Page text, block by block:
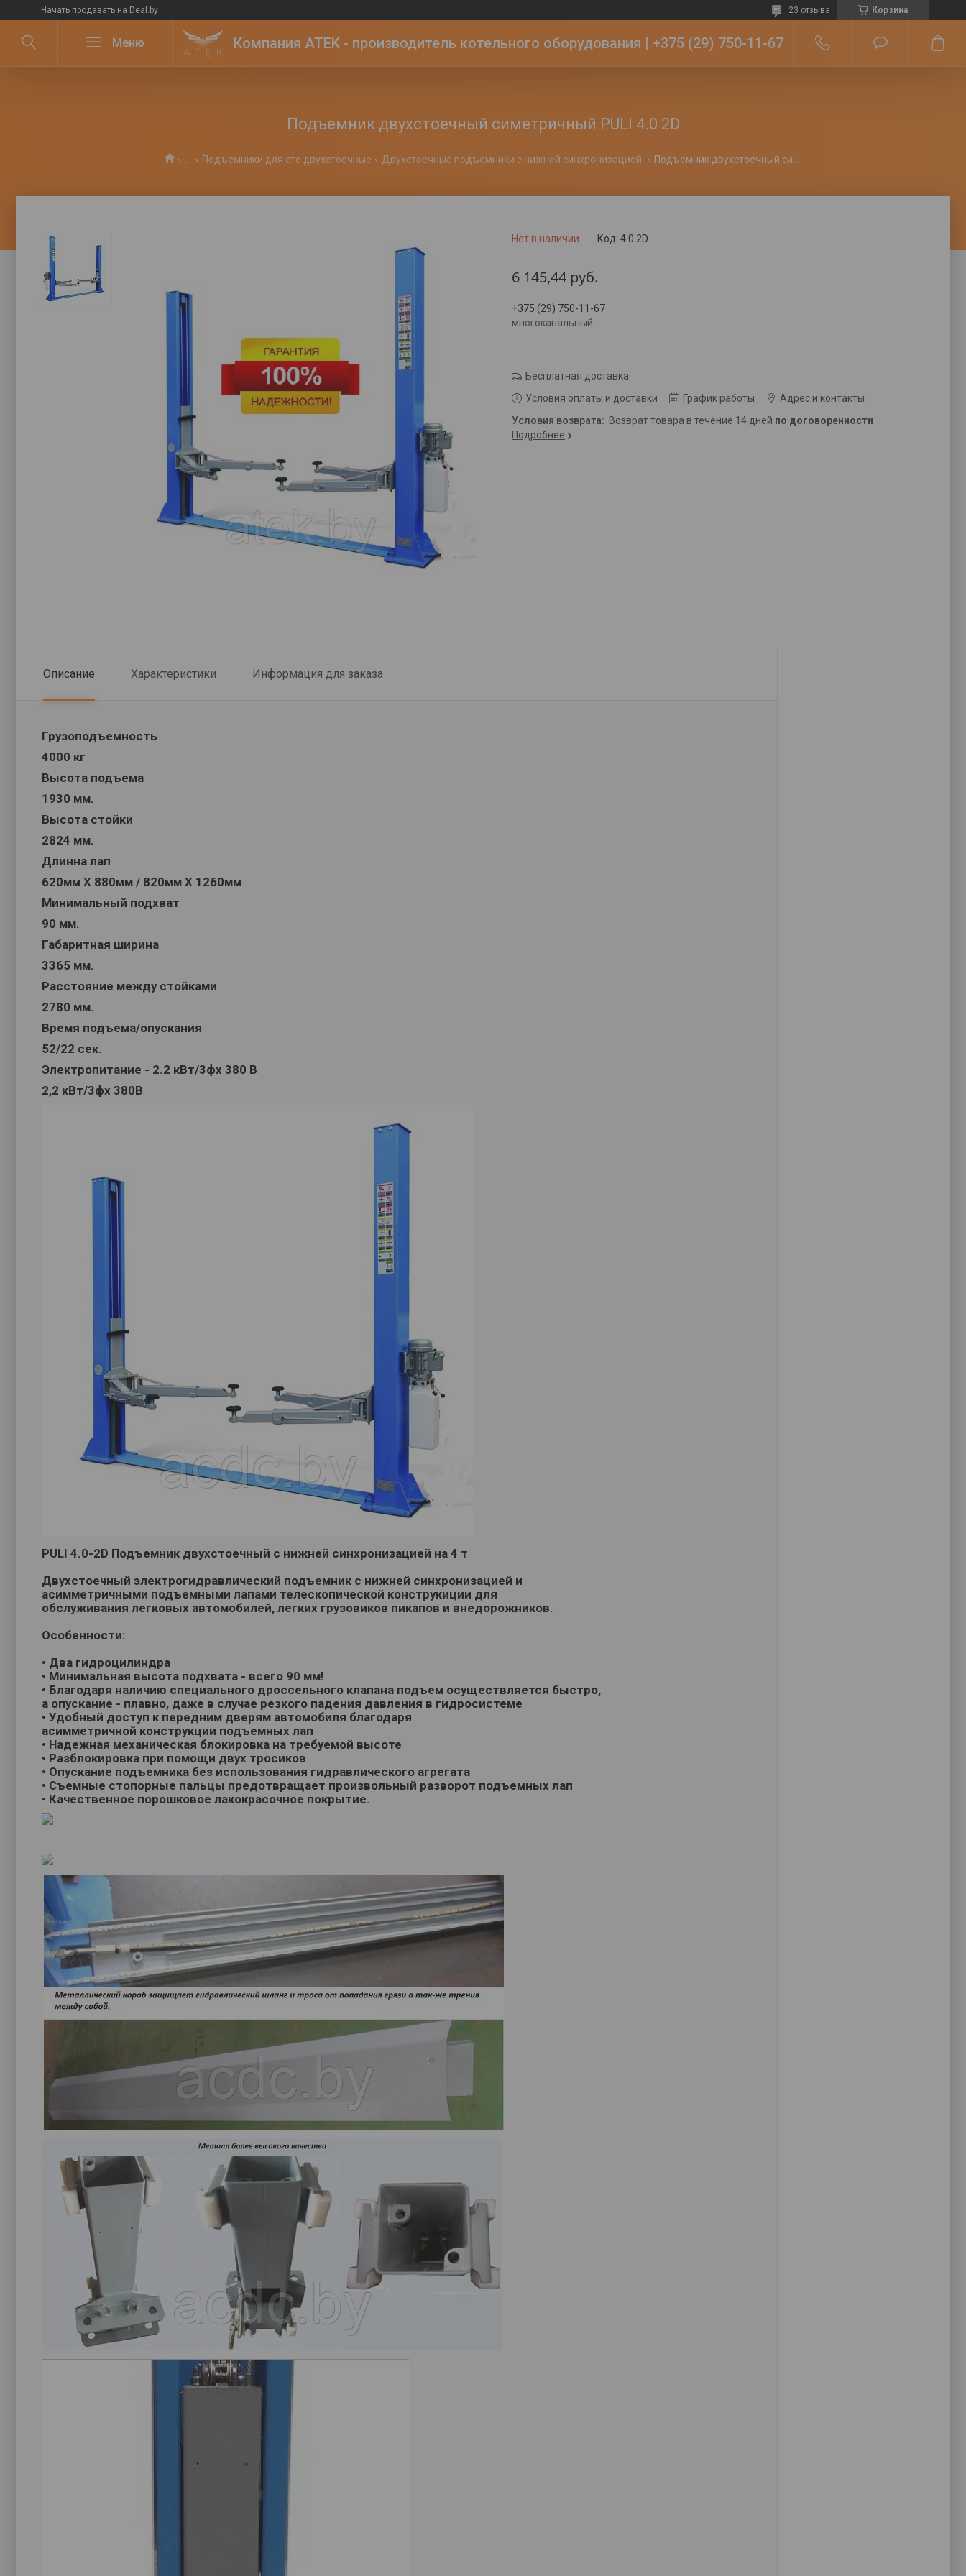
Начать продавать на Deal.by Корзина
23 отзыва
Компания ATEK - производитель котельного оборудования | +375 (29) 750-11-67
Подъемник двухстоечный симетричный PULI 4.0 2D
Подъемники для сто двухстоечные Двухстоечные подъемники с нижней синхронизацией.
Нет в наличии Код: 4.0 2D
6 145,44 руб.
+375 (29) 750-11-67
многоканальный
Бесплатная доставка
Условия оплаты и доставки
График работы
Адрес и контакты
возврат товара в течение 14 дней по договоренности
Подробнее
Описание Характеристики Информация для заказа
Грузоподъемность
4000 кг
Высота подъема
1930 мм.
Высота стойки
2824 мм.
Длинна лап
620мм Х 880мм / 820мм Х 1260мм
Минимальный подхват
90 мм.
Габаритная ширина
3365 мм.
Расстояние между стойками
2780 мм.
Время подъема/опускания
52/22 сек.
Электропитание - 2.2 кВт/3фх 380 В
2,2 кВт/3фх 380В
PULI 4.0-2D Подъемник двухстоечный с нижней синхронизацией на 4 т
Двухстоечный электрогидравлический подъемник с нижней синхронизацией и
асимметричными подъемными лапами телескопической конструкиции для
обслуживания легковых автомобилей, легких грузовиков пикапов и внедорожников.
Особенности:
• Два гидроцилиндра
• Минимальная высота подхвата - всего 90 мм!
• Благодаря наличию специального дроссельного клапана подъем осуществляется быстро,
а опускание - плавно, даже в случае резкого падения давления в гидросистеме
• Удобный доступ к передним дверям автомобиля благодаря
асимметричной конструкции подъемных лап
• Надежная механическая блокировка на требуемой высоте
• Разблокировка при помощи двух тросиков
• Опускание подъемника без использования гидравлического агрегата
• Съемные стопорные пальцы предотвращает произвольный разворот подъемных лап
• Качественное порошковое лакокрасочное покрытие.